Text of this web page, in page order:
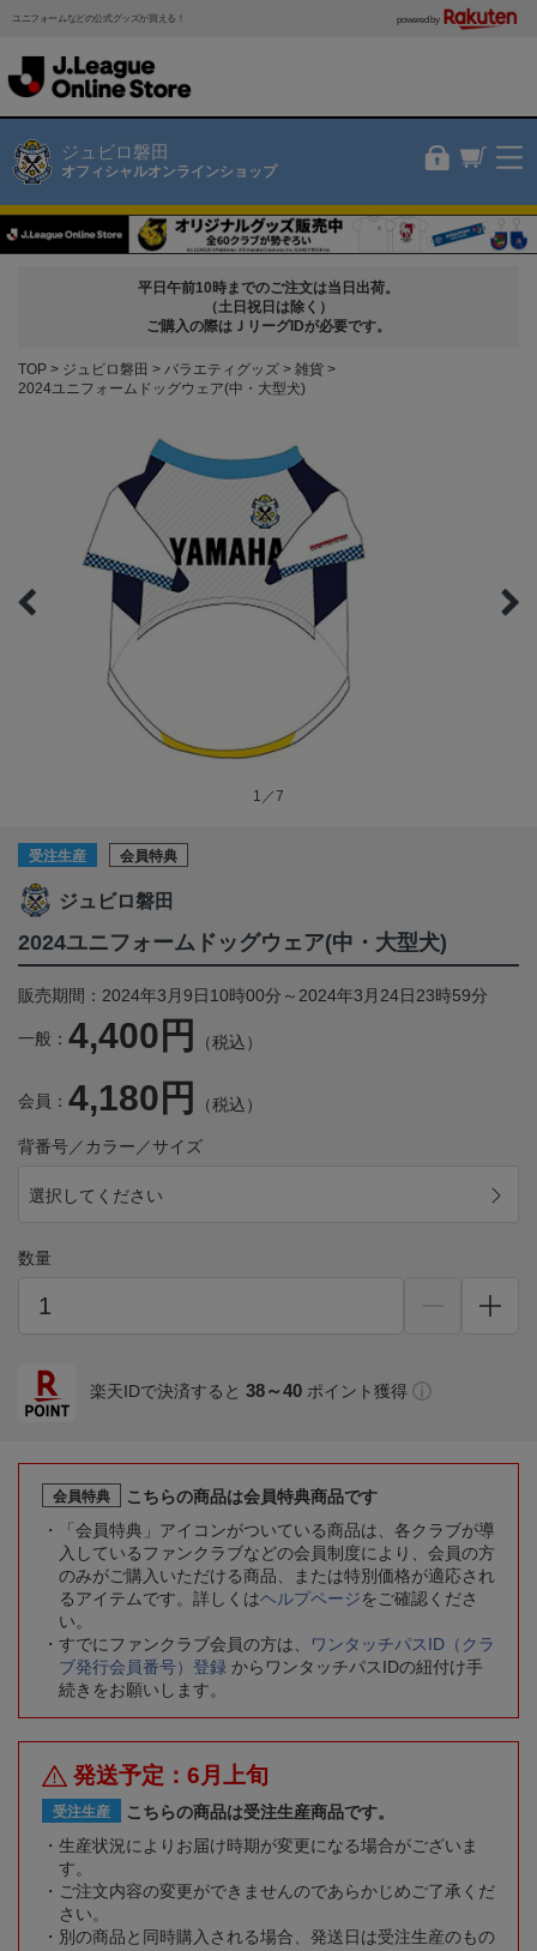
ユニフォームなどの公式グッズが買える！ powered by
ジュビロ磐田
オフィシャルオンラインショップ
平日午前10時までのご注文は当日出荷。
（土日祝日は除く）
ご購入の際はＪリーグIDが必要です。
TOP ジュビロ磐田 バラエティグッズ
雑貨
2024ユニフォームドッグウェア(中・大型犬)
1／7
受注生産 会員特典
ジュビロ磐田
2024ユニフォームドッグウェア(中・大型犬)
販売期間：2024年3月9日10時00分～2024年3月24日23時59分
一般： 4,400円 （税込）
会員： 4,180円 （税込）
背番号／カラー／サイズ
選択してください
数量
楽天IDで決済すると 38～40 ポイント獲得
会員特典
こちらの商品は会員特典商品です
「会員特典」アイコンがついている商品は、各クラブが導
入しているファンクラブなどの会員制度により、会員の方
のみがご購入いただける商品、または特別価格が適応され
るアイテムです。詳しくはヘルプページをご確認くださ
い。
すでにファンクラブ会員の方は、
ワンタッチパスID（クラ
ブ発行会員番号）登録 からワンタッチパスIDの紐付け手
続きをお願いします。
発送予定：6月上旬
受注生産
こちらの商品は受注生産商品です。
生産状況によりお届け時期が変更になる場合がございま
す。
ご注文内容の変更ができませんのであらかじめご了承くだ
さい。
別の商品と同時購入される場合、発送日は受注生産のもの